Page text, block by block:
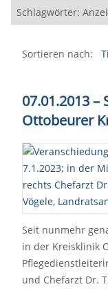
Schlagwörter:
Sortieren nach:
07.01.2013 –
Ottobeurer
Seit nunmehr
in der Kreisklinik
und Chefarzt Dr.